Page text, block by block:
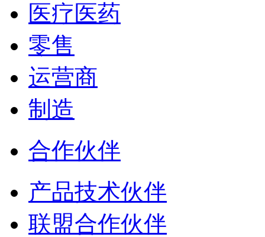
医疗医药
零售
运营商
制造
合作伙伴
产品技术伙伴
联盟合作伙伴